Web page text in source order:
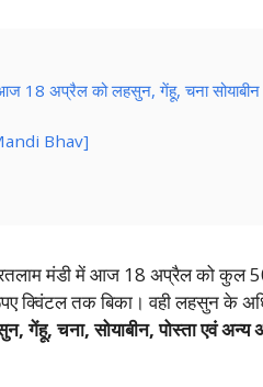
अप्रैल को लहसुन, गेंहू, चना सोयाबीन
Bhav]
मंडी में आज 18 अप्रैल को कुल
क्विंटल तक बिका। वही लहसुन के
गेंहू, चना, सोयाबीन, पोस्ता एवं अन्य